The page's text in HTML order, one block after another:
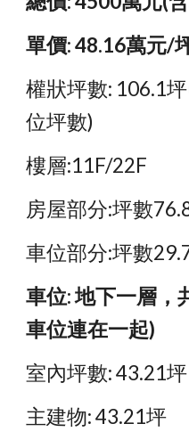
單價: 48.16萬元/
權狀坪數: 106.1
位坪數)
樓層:11F/22F
房屋部分:坪數
車位部分:坪數
車位: 地下一層，
車位連在一起)
室內坪數: 43.21坪
主建物: 43.21坪